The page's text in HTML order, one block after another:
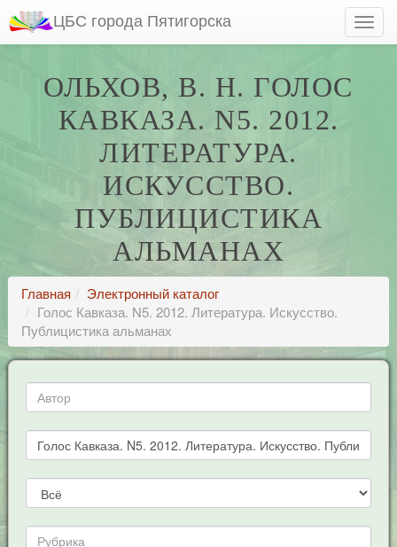
ЦБС города Пятигорска
ОЛЬХОВ, В. Н. ГОЛОС
КАВКАЗА. N5. 2012.
ЛИТЕРАТУРА.
ИСКУССТВО.
ПУБЛИЦИСТИКА
АЛЬМАНАХ
Главная
Электронный каталог
Голос Кавказа. N5. 2012. Литература. Искусство.
Публицистика альманах